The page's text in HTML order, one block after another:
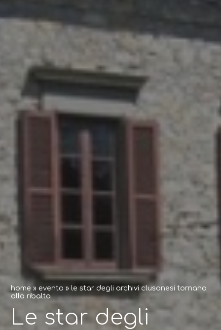
home » evento »le star degli archivi clusonesi tornano
alla ribalta
Le star degli